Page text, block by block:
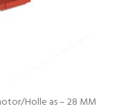
/Holle as – 28 MM